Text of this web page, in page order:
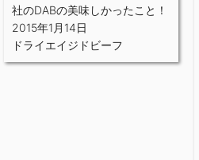
社のDABの美味しかったこと！
2015年1月14日
ドライエイジドビーフ